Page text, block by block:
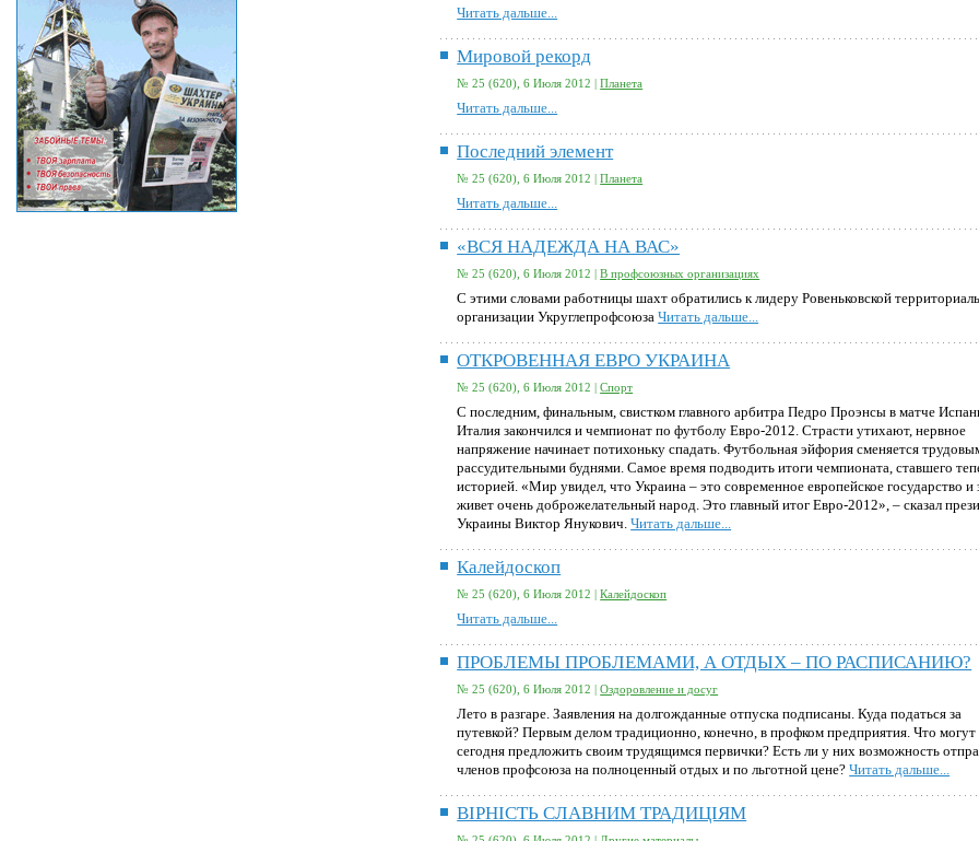
Читать дальше...
Мировой рекорд
№ 25 (620), 6 Июля 2012 |Планета
Читать дальше...
Последний элемент
№ 25 (620), 6 Июля 2012 |Планета
Читать дальше...
«ВСЯ НАДЕЖДА НА ВАС»
№ 25 (620), 6 Июля 2012 |В профсоюзных организациях
С этими словами работницы шахт обратились к лидеру Ровеньковской
организации УкруглепрофсоюзаЧитать дальше...
ОТКРОВЕННАЯ ЕВРО УКРАИНА
№ 25 (620), 6 Июля 2012 |Спорт
С последним, финальным, свистком главного арбитра Педро Проэнсы в матче
Италия закончился и чемпионат по футболу Евро-2012. Страсти утихают, нервное
напряжение начинает потихоньку спадать. Футбольная эйфория сменяется
рассудительными буднями. Самое время подводить итоги чемпионата, ставшего
историей. «Мир увидел, что Украина – это современное европейское государство и
живет очень доброжелательный народ. Это главный итог Евро-2012», – сказал
Украины Виктор Янукович.Читать дальше...
Калейдоскоп
№ 25 (620), 6 Июля 2012 |Калейдоскоп
Читать дальше...
ПРОБЛЕМЫ ПРОБЛЕМАМИ, А ОТДЫХ – ПО РАСПИСАНИЮ?
№ 25 (620), 6 Июля 2012 |Оздоровление и досуг
Лето в разгаре. Заявления на долгожданные отпуска подписаны. Куда податься за
путевкой? Первым делом традиционно, конечно, в профком предприятия. Что могут
сегодня предложить своим трудящимся первички? Есть ли у них возможность
членов профсоюза на полноценный отдых и по льготной цене?Читать дальше...
ВІРНІСТЬ СЛАВНИМ ТРАДИЦІЯМ